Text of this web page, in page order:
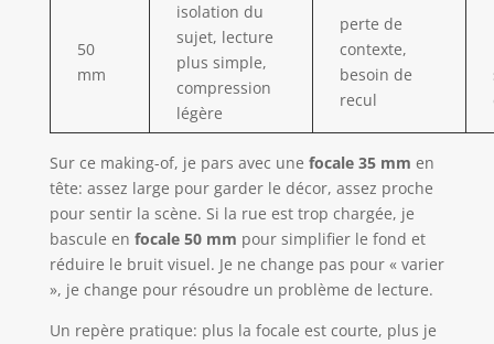
50
mm
isolation du
sujet, lecture
plus simple,
compression
légère
perte de
contexte,
besoin de
recul
Sur ce making-of, je pars avec une focale 35 mm en
tête: assez large pour garder le décor, assez proche
pour sentir la scène. Si la rue est trop chargée, je
bascule en focale 50 mm pour simplifier le fond et
réduire le bruit visuel. Je ne change pas pour « varier
», je change pour résoudre un problème de lecture.
Un repère pratique: plus la focale est courte, plus je